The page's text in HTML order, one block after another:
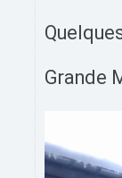
Grande